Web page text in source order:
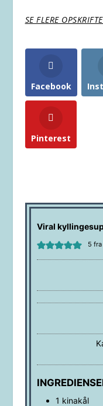
SE FLERE
Facebook
Pinterest
Viral
5 fra
1 kinakål